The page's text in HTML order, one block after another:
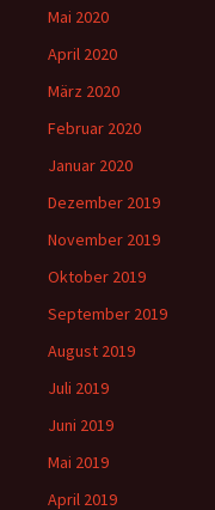
Mai 2020
April 2020
März 2020
Februar 2020
Januar 2020
Dezember 2019
November 2019
Oktober 2019
September 2019
August 2019
Juli 2019
Juni 2019
Mai 2019
April 2019